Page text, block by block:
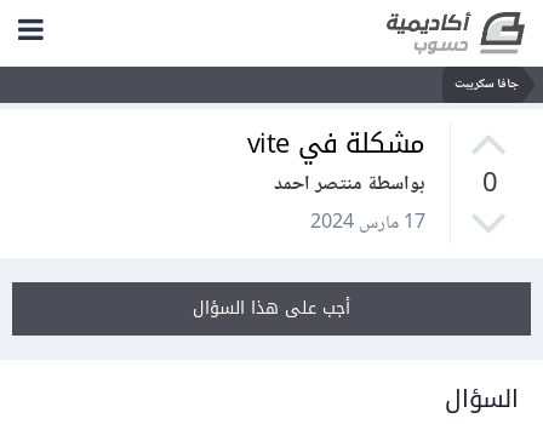
جافا سكريبت
0
مشكلة في vite
بواسطة منتصر احمد
17 مارس 2024
أجب على هذا السؤال
السؤال